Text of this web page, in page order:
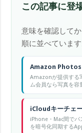
この記事に登
意味を確認して
順に並べています
Amazon Photos
Amazonが提供する
ム会員なら写真を容
iCloudキーチェ
iPhone・Mac間でパ
を暗号化同期する